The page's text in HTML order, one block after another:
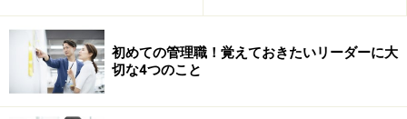
初めての管理職！覚えておきたいリーダーに大
切な4つのこと